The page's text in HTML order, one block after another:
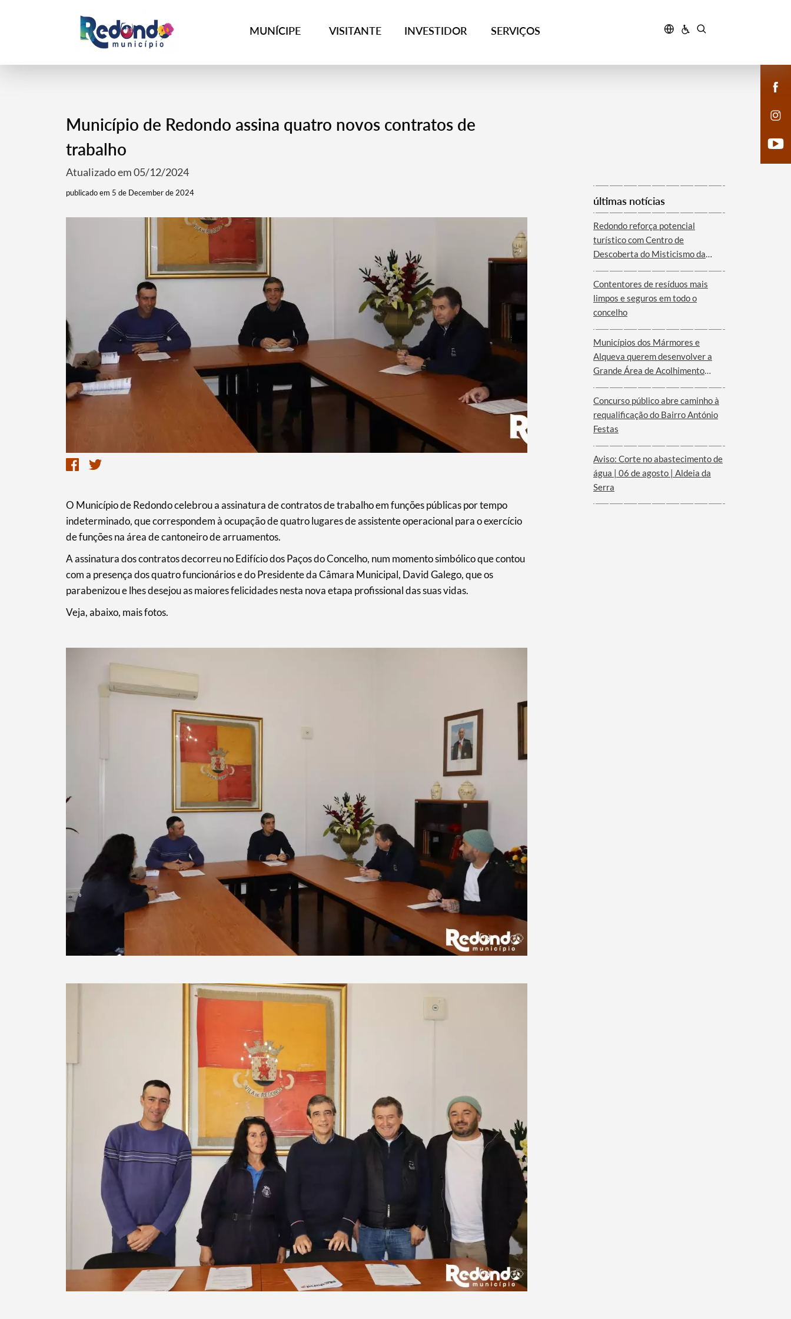
MUNÍCIPE VISITANTE INVESTIDOR SERVIÇOS
Termo de Pesquisa
Categorias gerais
Filtros
Município de Redondo assina quatro novos contratos de
trabalho
Atualizado em 05/12/2024
publicado em 5 de December de 2024
O Município de Redondo celebrou a assinatura de contratos de trabalho em funções públicas por tempo
indeterminado, que correspondem à ocupação de quatro lugares de assistente operacional para o exercício
de funções na área de cantoneiro de arruamentos.
A assinatura dos contratos decorreu no Edifício dos Paços do Concelho, num momento simbólico que contou
com a presença dos quatro funcionários e do Presidente da Câmara Municipal, David Galego, que os
parabenizou e lhes desejou as maiores felicidades nesta nova etapa profissional das suas vidas.
Veja, abaixo, mais fotos.
últimas notícias
Redondo reforça potencial
turístico com Centro de
Descoberta do Misticismo da
Contentores de resíduos mais
limpos e seguros em todo o
concelho
Municípios dos Mármores e
Alqueva querem desenvolver a
Grande Área de Acolhimento
Governo para o Interior do
Alentejo
Concurso público abre caminho à
requalificação do Bairro António
Festas
Aviso: Corte no abastecimento de
água | 06 de agosto | Aldeia da
Serra